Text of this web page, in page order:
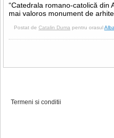
“Catedrala romano-catolică din
mai valoros monument de
Postat de Catalin Duma pentru orasul
Termeni si conditii